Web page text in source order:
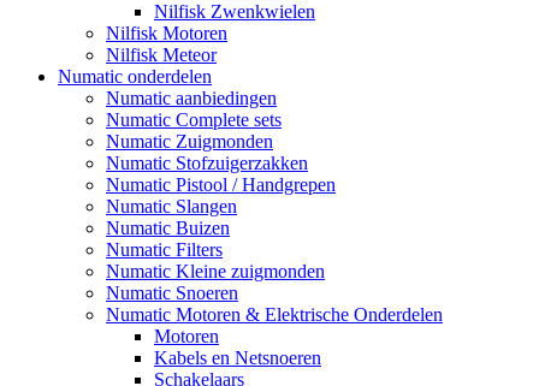
Nilfisk Zwenkwielen
Nilfisk Motoren
Nilfisk Meteor
Numatic onderdelen
Numatic aanbiedingen
Numatic Complete sets
Numatic Zuigmonden
Numatic Stofzuigerzakken
Numatic Pistool / Handgrepen
Numatic Slangen
Numatic Buizen
Numatic Filters
Numatic Kleine zuigmonden
Numatic Snoeren
Numatic Motoren & Elektrische Onderdelen
Motoren
Kabels en Netsnoeren
Schakelaars